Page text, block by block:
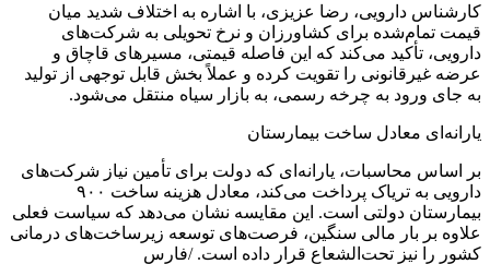
کارشناس دارویی، رضا عزیزی، با اشاره به اختلاف شدید میان
قیمت تمام‌شده برای کشاورزان و نرخ تحویلی به شرکت‌های
دارویی، تأکید می‌کند که این فاصله قیمتی، مسیرهای قاچاق و
عرضه غیرقانونی را تقویت کرده و عملاً بخش قابل توجهی از تولید
به جای ورود به چرخه رسمی، به بازار سیاه منتقل می‌شود.
یارانه‌ای معادل ساخت بیمارستان
بر اساس محاسبات، یارانه‌ای که دولت برای تأمین نیاز شرکت‌های
دارویی به تریاک پرداخت می‌کند، معادل هزینه ساخت ۹۰۰
بیمارستان دولتی است. این مقایسه نشان می‌دهد که سیاست فعلی
علاوه بر بار مالی سنگین، فرصت‌های توسعه زیرساخت‌های درمانی
کشور را نیز تحت‌الشعاع قرار داده است. /فارس